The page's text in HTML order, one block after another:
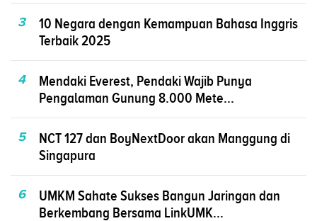
3
10 Negara dengan Kemampuan Bahasa Inggris
Terbaik 2025
4
Mendaki Everest, Pendaki Wajib Punya
Pengalaman Gunung 8.000 Mete...
5
NCT 127 dan BoyNextDoor akan Manggung di
Singapura
6
UMKM Sahate Sukses Bangun Jaringan dan
Berkembang Bersama LinkUMK...